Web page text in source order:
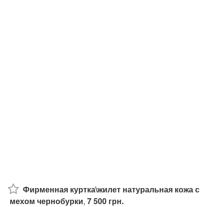
Фирменная куртка\жилет натуральная кожа с
мехом чернобурки, 7 500 грн.